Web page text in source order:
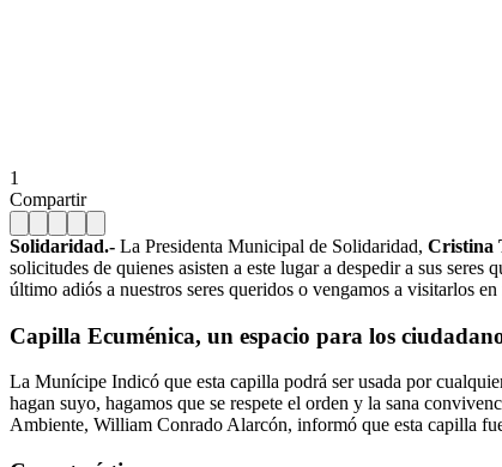
1
Compartir
Solidaridad.- La Presidenta Municipal de Solidaridad, Cristina
solicitudes de quienes asisten a este lugar a despedir a sus
último adiós a nuestros seres queridos o vengamos a visitarlos
Capilla Ecuménica, un espacio para los
La Munícipe Indicó que esta capilla podrá ser usada por
hagan suyo, hagamos que se respete el orden y la sana
Ambiente, William Conrado Alarcón, informó que esta capilla